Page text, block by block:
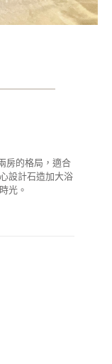
房的格局，適合
設計石造加大浴
光。